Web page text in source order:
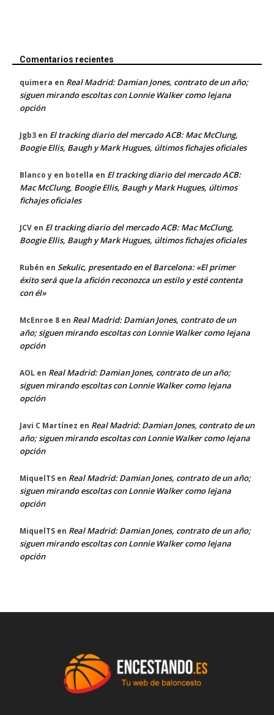
Comentarios recientes
quimera en Real Madrid: Damian Jones, contrato de un año;
siguen mirando escoltas con Lonnie Walker como lejana
opción
Jgb3 en El tracking diario del mercado ACB: Mac McClung,
Boogie Ellis, Baugh y Mark Hugues, últimos fichajes oficiales
Blanco y en botella en El tracking diario del mercado ACB:
Mac McClung, Boogie Ellis, Baugh y Mark Hugues, últimos
fichajes oficiales
JCV en El tracking diario del mercado ACB: Mac McClung,
Boogie Ellis, Baugh y Mark Hugues, últimos fichajes oficiales
Rubén en Sekulic, presentado en el Barcelona: «El primer
éxito será que la afición reconozca un estilo y esté contenta
con él»
McEnroe 8 en Real Madrid: Damian Jones, contrato de un
año; siguen mirando escoltas con Lonnie Walker como lejana
opción
AOL en Real Madrid: Damian Jones, contrato de un año;
siguen mirando escoltas con Lonnie Walker como lejana
opción
Javi C Martínez en Real Madrid: Damian Jones, contrato de un
año; siguen mirando escoltas con Lonnie Walker como lejana
opción
MiquelTS en Real Madrid: Damian Jones, contrato de un año;
siguen mirando escoltas con Lonnie Walker como lejana
opción
MiquelTS en Real Madrid: Damian Jones, contrato de un año;
siguen mirando escoltas con Lonnie Walker como lejana
opción